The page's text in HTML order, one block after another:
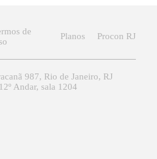
de
Planos Procon RJ
987, Rio de Janeiro, RJ
Andar, sala 1204